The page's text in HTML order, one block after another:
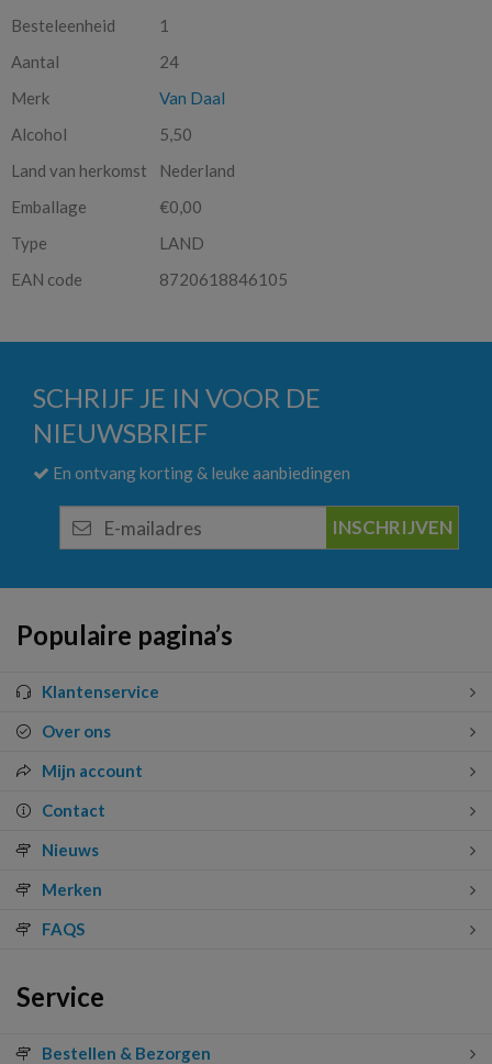
Besteleenheid
1
Aantal
24
Merk
Van Daal
Alcohol
5,50
Land van herkomst
Nederland
Emballage
€0,00
Type
LAND
EAN code
8720618846105
SCHRIJF JE IN VOOR DE
NIEUWSBRIEF
En ontvang korting & leuke aanbiedingen
mailadres
Populaire pagina’s
Klantenservice
Over ons
Mijn account
Contact
Nieuws
Merken
FAQS
Service
Bestellen & Bezorgen